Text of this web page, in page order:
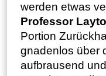
werden etwas
Professor
Portion
gnadenlos über
aufbrausend